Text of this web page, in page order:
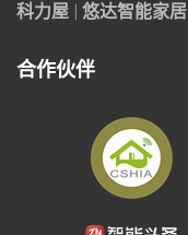
科力屋
悠达智能家居
合作伙伴